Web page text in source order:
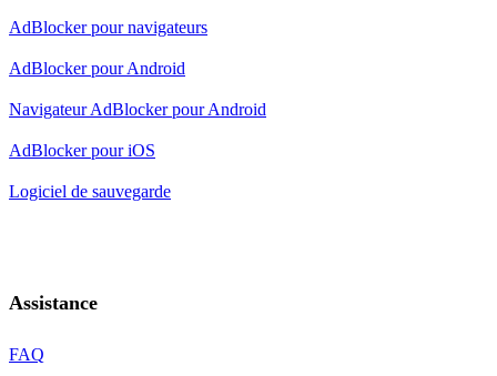
AdBlocker pour navigateurs
AdBlocker pour Android
Navigateur AdBlocker pour Android
AdBlocker pour iOS
Logiciel de sauvegarde
Assistance
FAQ